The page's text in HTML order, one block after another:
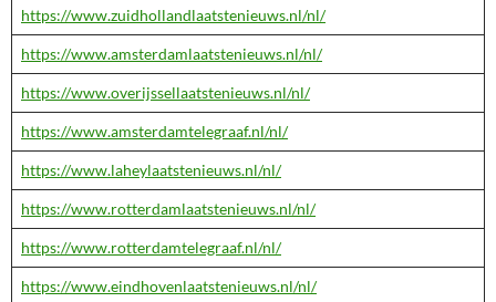
https://www.zuidhollandlaatstenieuws.nl/nl/
https://www.amsterdamlaatstenieuws.nl/nl/
https://www.overijssellaatstenieuws.nl/nl/
https://www.amsterdamtelegraaf.nl/nl/
https://www.laheylaatstenieuws.nl/nl/
https://www.rotterdamlaatstenieuws.nl/nl/
https://www.rotterdamtelegraaf.nl/nl/
https://www.eindhovenlaatstenieuws.nl/nl/